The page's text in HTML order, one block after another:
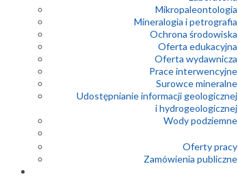
Mikropaleontologia
Mineralogia i petrografia
Ochrona środowiska
Oferta edukacyjna
Oferta wydawnicza
Prace interwencyjne
Surowce mineralne
Udostępnianie informacji geologicznej
i hydrogeologicznej
Wody podziemne
Oferty pracy
Zamówienia publiczne